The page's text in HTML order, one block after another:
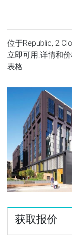
位于Republic, 2
立即可用.详情和
表格.
获取报价